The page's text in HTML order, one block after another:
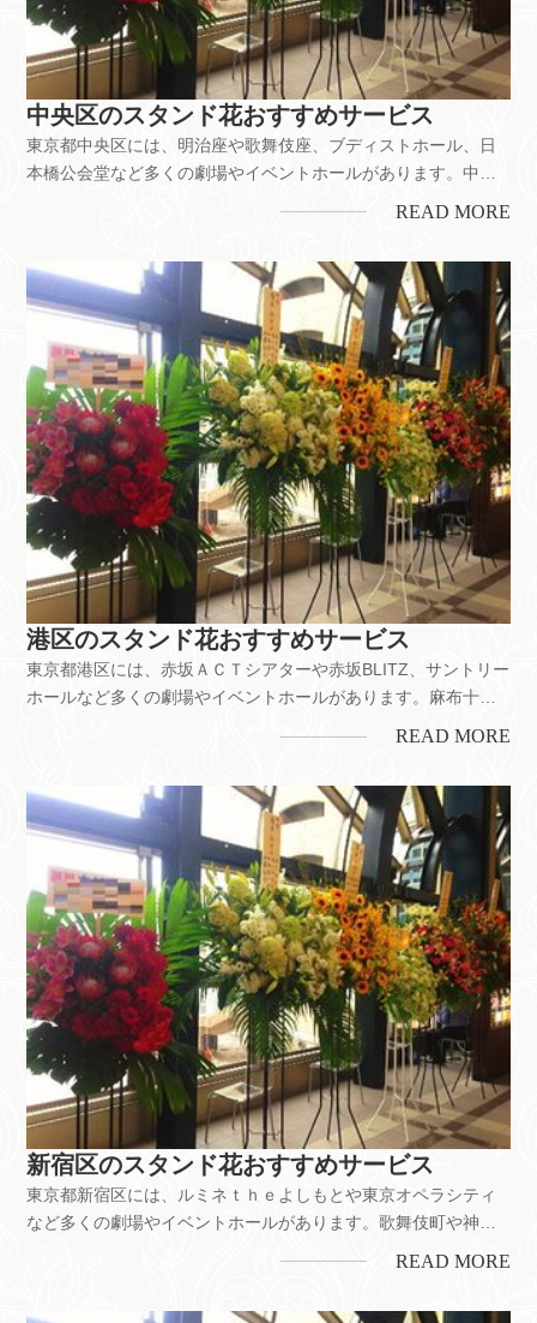
中央区のスタンド花おすすめサービス
東京都中央区には、明治座や歌舞伎座、ブディストホール、日
本橋公会堂など多くの劇場やイベントホールがあります。中で
ています。ちなみに、...
READ MORE
港区のスタンド花おすすめサービス
東京都港区には、赤坂ＡＣＴシアターや赤坂BLITZ、サントリー
ホールなど多くの劇場やイベントホールがあります。麻布十番
にもスタンド花...
READ MORE
新宿区のスタンド花おすすめサービス
東京都新宿区には、ルミネｔｈｅよしもとや東京オペラシティ
など多くの劇場やイベントホールがあります。歌舞伎町や神楽
READ MORE